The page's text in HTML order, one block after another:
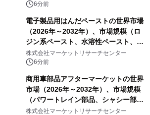
6分前
電子製品用はんだペーストの世界市場
（2026年～2032年）、市場規模（ロ
ジン系ペースト、水溶性ペースト、ノ
ークリーンペースト）・分析レポート
を発表
株式会社マーケットリサーチセンター
6分前
商用車部品アフターマーケットの世界
市場（2026年～2032年）、市場規模
（パワートレイン部品、シャシー部
品、ボディ・キャビン部品、電気・電
株式会社マーケットリサーチセンター